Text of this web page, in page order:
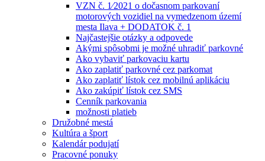
VZN č. 1⁄2021 o dočasnom parkovaní
motorových vozidiel na vymedzenom území
mesta Ilava + DODATOK č. 1
Najčastejšie otázky a odpovede
Akými spôsobmi je možné uhradiť parkovné
Ako vybaviť parkovaciu kartu
Ako zaplatiť parkovné cez parkomat
Ako zaplatiť lístok cez mobilnú aplikáciu
Ako zakúpiť lístok cez SMS
Cenník parkovania
možnosti platieb
Družobné mestá
Kultúra a šport
Kalendár podujatí
Pracovné ponuky